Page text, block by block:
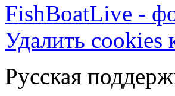
FishBoatLive -
Удалить cookies
Русская